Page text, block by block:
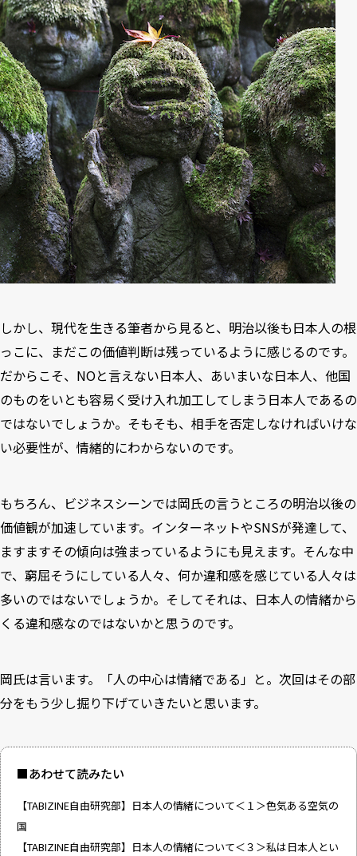
しかし、現代を生きる筆者から見ると、明治以後も日本人の根
っこに、まだこの価値判断は残っているように感じるのです。
だからこそ、NOと言えない日本人、あいまいな日本人、他国
のものをいとも容易く受け入れ加工してしまう日本人であるの
ではないでしょうか。そもそも、相手を否定しなければいけな
い必要性が、情緒的にわからないのです。
もちろん、ビジネスシーンでは岡氏の言うところの明治以後の
価値観が加速しています。インターネットやSNSが発達して、
ますますその傾向は強まっているようにも見えます。そんな中
で、窮屈そうにしている人々、何か違和感を感じている人々は
多いのではないでしょうか。そしてそれは、日本人の情緒から
くる違和感なのではないかと思うのです。
岡氏は言います。「人の中心は情緒である」と。次回はその部
分をもう少し掘り下げていきたいと思います。
■あわせて読みたい
【TABIZINE自由研究部】日本人の情緒について＜１＞色気ある空気の
国
【TABIZINE自由研究部】日本人の情緒について＜３＞私は日本人とい